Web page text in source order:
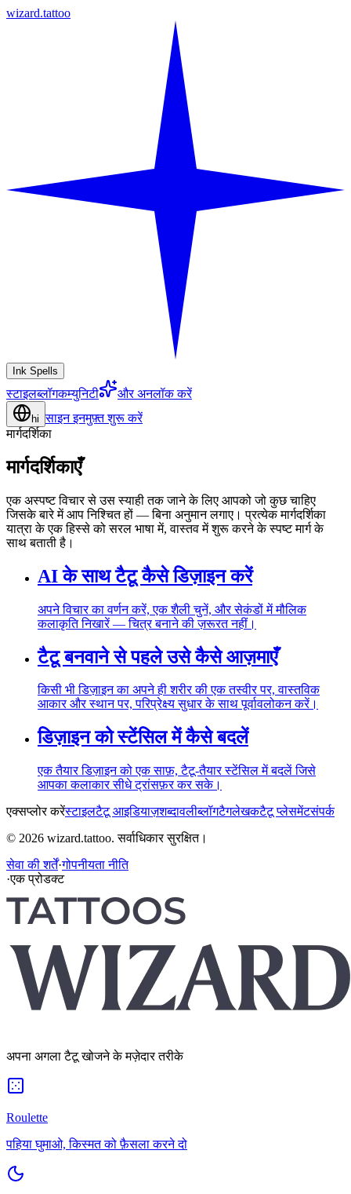
wizard.tattoo
Ink Spells
स्टाइलब्लॉगकम्युनिटी और अनलॉक करें
hi साइन इनमुफ़्त शुरू करें
मार्गदर्शिका
मार्गदर्शिकाएँ
एक अस्पष्ट विचार से उस स्याही तक जाने के लिए आपको जो कुछ चाहिए
जिसके बारे में आप निश्चित हों — बिना अनुमान लगाए। प्रत्येक मार्गदर्शिका
यात्रा के एक हिस्से को सरल भाषा में, वास्तव में शुरू करने के स्पष्ट मार्ग के
साथ बताती है।
AI के साथ टैटू कैसे डिज़ाइन करें
अपने विचार का वर्णन करें, एक शैली चुनें, और सेकंडों में मौलिक
कलाकृति निखारें — चित्र बनाने की ज़रूरत नहीं।
टैटू बनवाने से पहले उसे कैसे आज़माएँ
किसी भी डिज़ाइन का अपने ही शरीर की एक तस्वीर पर, वास्तविक
आकार और स्थान पर, परिप्रेक्ष्य सुधार के साथ पूर्वावलोकन करें।
डिज़ाइन को स्टेंसिल में कैसे बदलें
एक तैयार डिज़ाइन को एक साफ़, टैटू-तैयार स्टेंसिल में बदलें जिसे
आपका कलाकार सीधे ट्रांसफ़र कर सके।
एक्सप्लोर करेंस्टाइलटैटू आइडियाज़शब्दावलीब्लॉगटैगलेखकटैटू प्लेसमेंटसंपर्क
© 2026 wizard.tattoo. सर्वाधिकार सुरक्षित।
सेवा की शर्तें·गोपनीयता नीति
·एक प्रोडक्ट
अपना अगला टैटू खोजने के मज़ेदार तरीके
Roulette
पहिया घुमाओ, किस्मत को फ़ैसला करने दो